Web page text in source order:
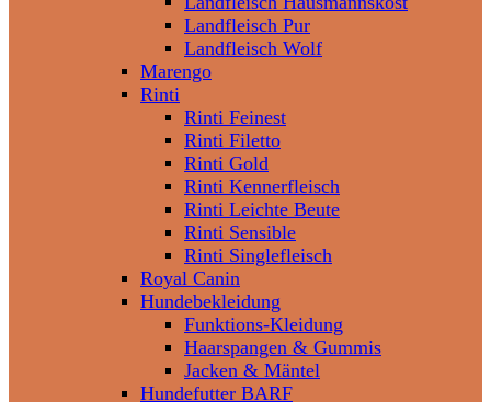
Landfleisch Pur
Landfleisch Wolf
Marengo
Rinti
Rinti Feinest
Rinti Filetto
Rinti Gold
Rinti Kennerfleisch
Rinti Leichte Beute
Rinti Sensible
Rinti Singlefleisch
Royal Canin
Hundebekleidung
Funktions-Kleidung
Haarspangen & Gummis
Jacken & Mäntel
Hundefutter BARF